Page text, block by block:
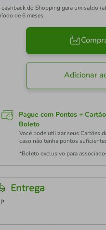
cashback do Shopping gera um saldo
de 6 meses.
Adicionar
Pague com Pontos +
Boleto
Você pode utilizar seus Cartões
caso não tenha pontos
*Boleto exclusivo para
Entrega